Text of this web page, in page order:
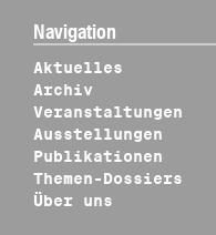
Navigation
Aktuelles
Archiv
Veranstaltungen
Ausstellungen
Publikationen
Themen-Dossiers
Über uns